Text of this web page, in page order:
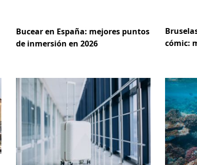
Bucear en España: mejores puntos
de inmersión en 2026
cómic: